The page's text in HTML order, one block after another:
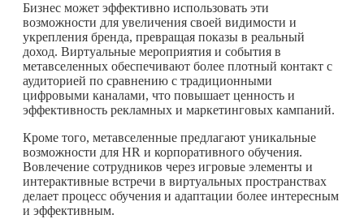
Бизнес может эффективно использовать эти
возможности для увеличения своей видимости и
укрепления бренда, превращая показы в реальный
доход. Виртуальные мероприятия и события в
метавселенных обеспечивают более плотный контакт с
аудиторией по сравнению с традиционными
цифровыми каналами, что повышает ценность и
эффективность рекламных и маркетинговых кампаний.
Кроме того, метавселенные предлагают уникальные
возможности для HR и корпоративного обучения.
Вовлечение сотрудников через игровые элементы и
интерактивные встречи в виртуальных пространствах
делает процесс обучения и адаптации более интересным
и эффективным.